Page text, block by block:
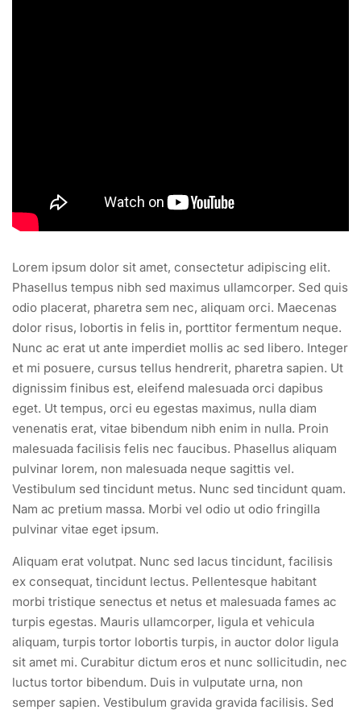
Lorem ipsum dolor sit amet, consectetur adipiscing elit.
Phasellus tempus nibh sed maximus ullamcorper. Sed quis
odio placerat, pharetra sem nec, aliquam orci. Maecenas
dolor risus, lobortis in felis in, porttitor fermentum neque.
Nunc ac erat ut ante imperdiet mollis ac sed libero. Integer
et mi posuere, cursus tellus hendrerit, pharetra sapien. Ut
dignissim finibus est, eleifend malesuada orci dapibus
eget. Ut tempus, orci eu egestas maximus, nulla diam
venenatis erat, vitae bibendum nibh enim in nulla. Proin
malesuada facilisis felis nec faucibus. Phasellus aliquam
pulvinar lorem, non malesuada neque sagittis vel.
Vestibulum sed tincidunt metus. Nunc sed tincidunt quam.
Nam ac pretium massa. Morbi vel odio ut odio fringilla
pulvinar vitae eget ipsum.
Aliquam erat volutpat. Nunc sed lacus tincidunt, facilisis
ex consequat, tincidunt lectus. Pellentesque habitant
morbi tristique senectus et netus et malesuada fames ac
turpis egestas. Mauris ullamcorper, ligula et vehicula
aliquam, turpis tortor lobortis turpis, in auctor dolor ligula
sit amet mi. Curabitur dictum eros et nunc sollicitudin, nec
luctus tortor bibendum. Duis in vulputate urna, non
semper sapien. Vestibulum gravida gravida facilisis. Sed